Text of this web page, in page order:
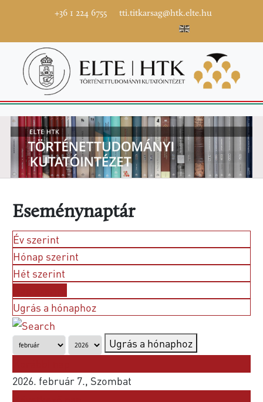
+36 1 224 6755 tti.titkarsag@htk.elte.hu
Eseménynaptár
Év szerint
Hónap szerint
Hét szerint
Ugrás a hónaphoz
Ugrás a hónaphoz
2026. február 7., Szombat